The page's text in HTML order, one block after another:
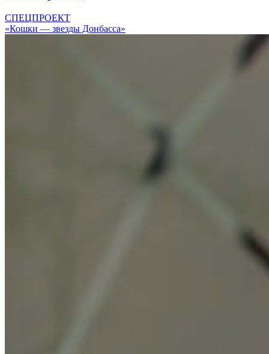
СПЕЦПРОЕКТ
«Кошки — звезды Донбасса»